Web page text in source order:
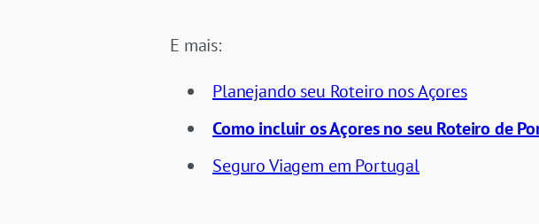
E mais:
Planejando seu Roteiro nos Açores
Como incluir os Açores no seu Roteiro de
Seguro Viagem em Portugal